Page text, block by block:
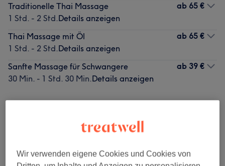
Traditionelle Thai Massage
1 Std. - 2 Std.Details anzeigen
ab 65 €
Thai Massage mit Öl
1 Std. - 2 Std.Details anzeigen
ab 65 €
Sanfte Massage für Schwangere
30 Min. - 1 Std. 30 Min.Details anzeigen
ab 39 €
Wir verwenden eigene Cookies und Cookies von